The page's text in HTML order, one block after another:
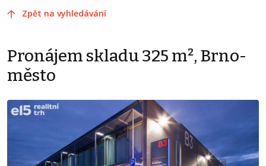
Zpět na vyhledávání
Pronájem skladu 325 m², Brno-
město